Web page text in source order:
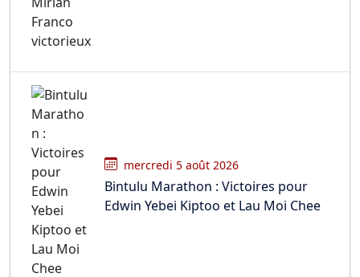
mercredi 5 août 2026
Bintulu Marathon : Victoires pour
Edwin Yebei Kiptoo et Lau Moi Chee